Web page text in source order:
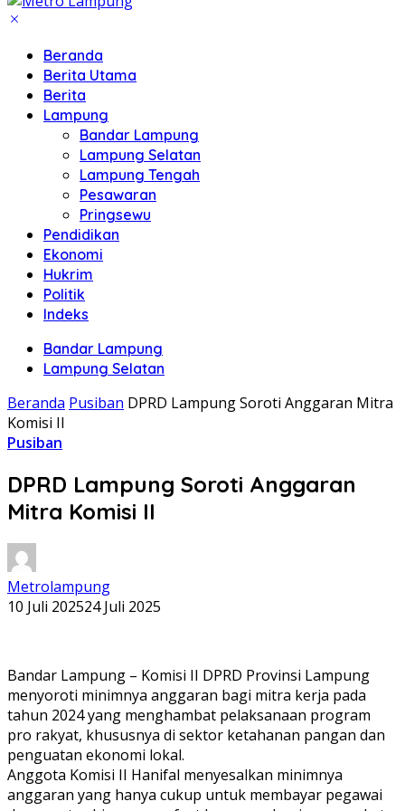
Beranda
Berita Utama
Berita
Lampung
Bandar Lampung
Lampung Selatan
Lampung Tengah
Pesawaran
Pringsewu
Pendidikan
Ekonomi
Hukrim
Politik
Indeks
Bandar Lampung
Lampung Selatan
Beranda Pusiban DPRD Lampung Soroti Anggaran Mitra
Komisi II
Pusiban
DPRD Lampung Soroti Anggaran
Mitra Komisi II
Metrolampung
10 Juli 202524 Juli 2025
Bandar Lampung – Komisi II DPRD Provinsi Lampung
menyoroti minimnya anggaran bagi mitra kerja pada
tahun 2024 yang menghambat pelaksanaan program
pro rakyat, khususnya di sektor ketahanan pangan dan
penguatan ekonomi lokal.
Anggota Komisi II Hanifal menyesalkan minimnya
anggaran yang hanya cukup untuk membayar pegawai